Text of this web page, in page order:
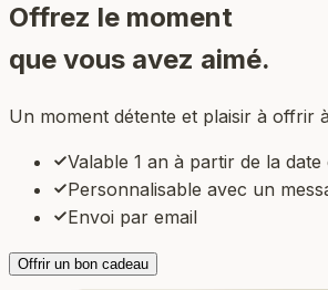
Offrez le moment
que vous avez aimé.
Un moment détente et plaisir à offrir
Valable 1 an à partir de la
Personnalisable avec un
Envoi par email
Offrir un bon cadeau